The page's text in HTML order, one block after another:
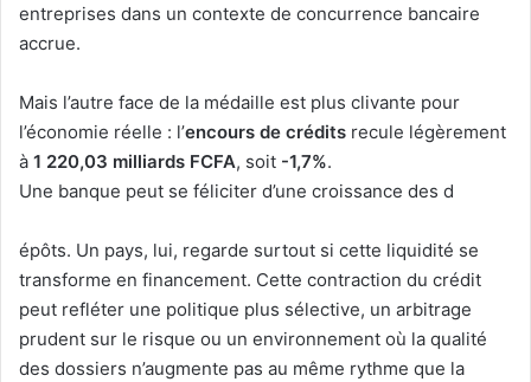
entreprises dans un contexte de concurrence bancaire
accrue.
Mais l’autre face de la médaille est plus clivante pour
l’économie réelle : l’encours de crédits recule légèrement
à 1 220,03 milliards FCFA, soit -1,7%.
Une banque peut se féliciter d’une croissance des d
épôts. Un pays, lui, regarde surtout si cette liquidité se
transforme en financement. Cette contraction du crédit
peut refléter une politique plus sélective, un arbitrage
prudent sur le risque ou un environnement où la qualité
des dossiers n’augmente pas au même rythme que la